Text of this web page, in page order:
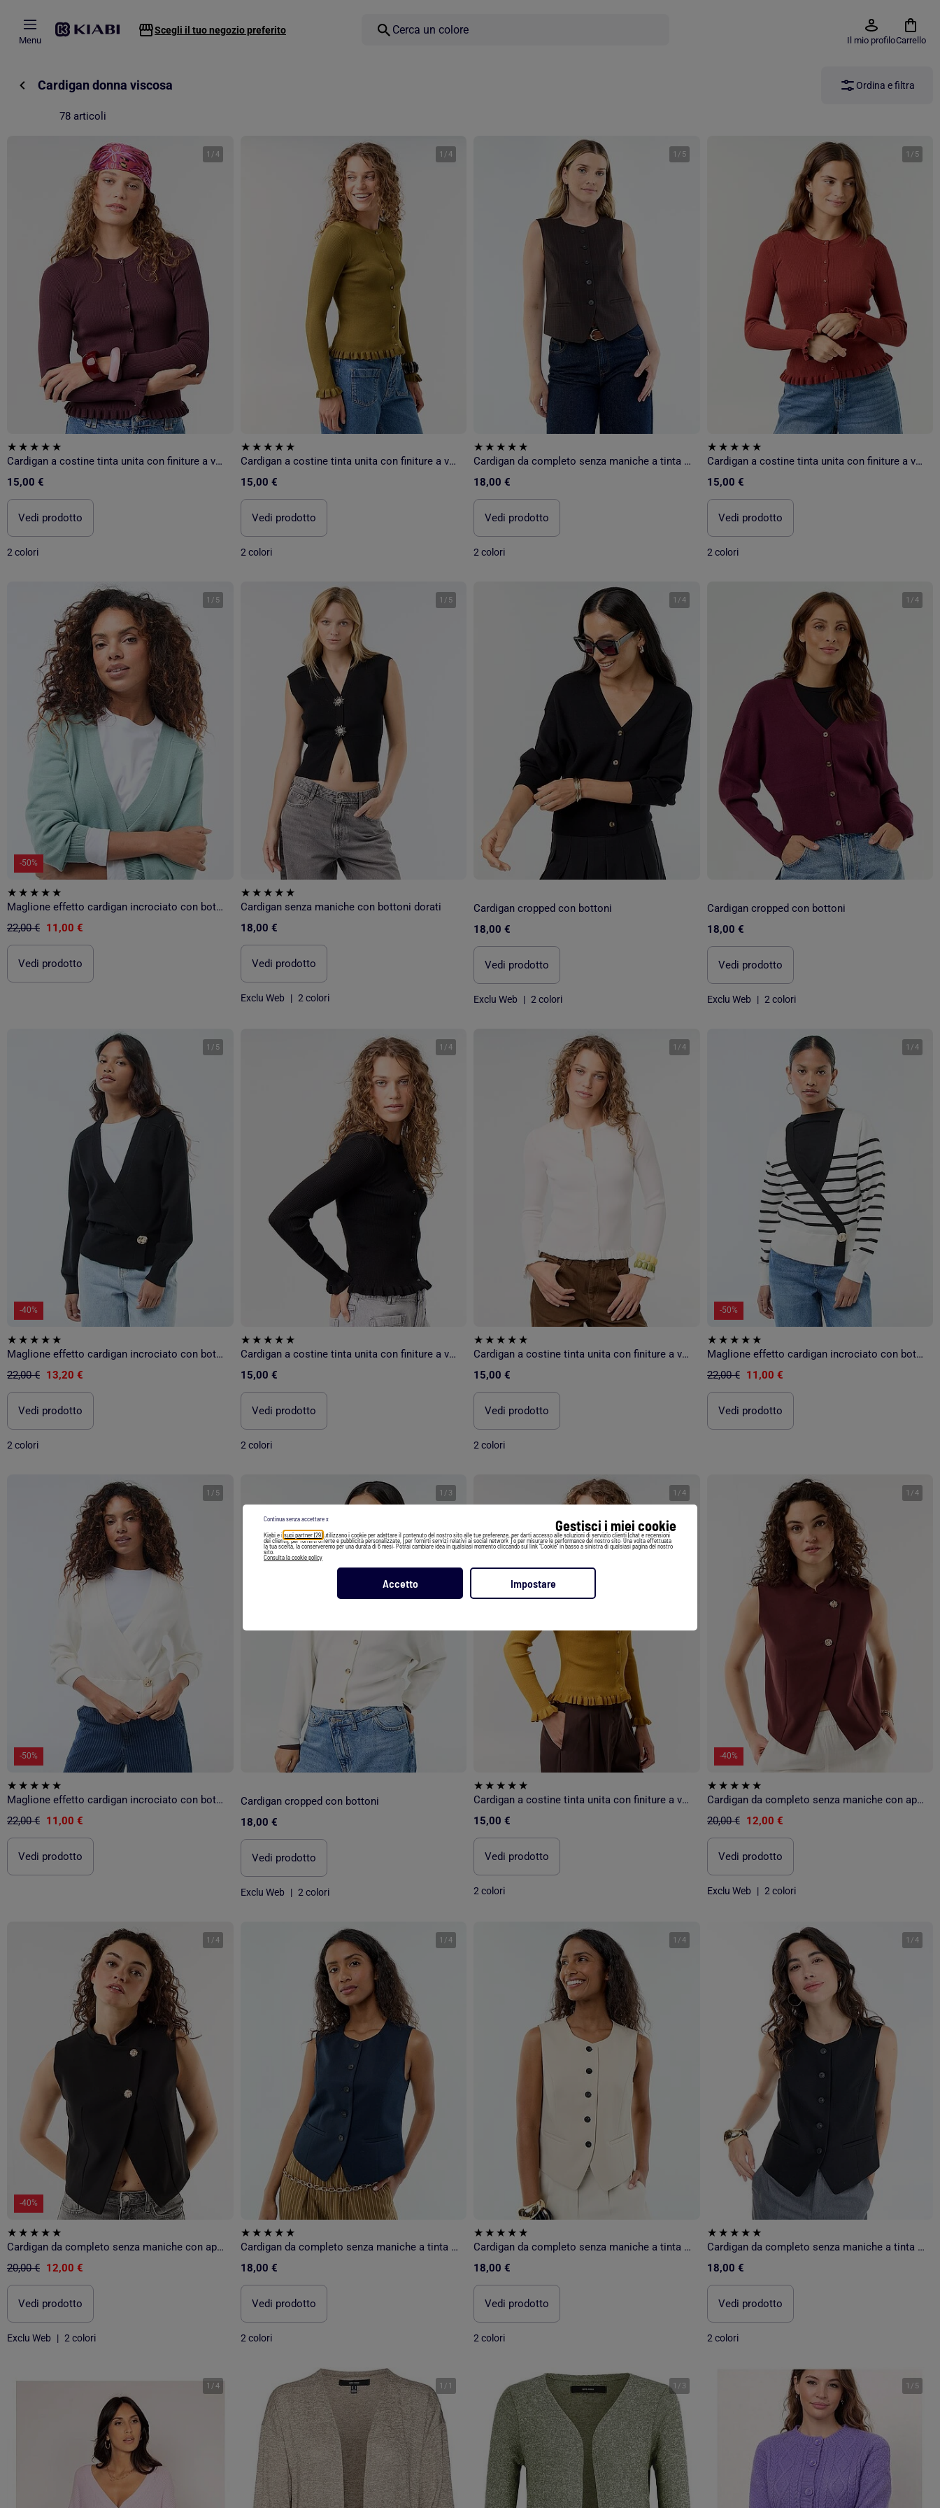
Gestisci i miei cookie
Kiabi e i suoi partner (29) utilizzano i cookie per adattare il contenuto del nostro sito alle tue preferenze, per darti accesso alle soluzioni di servizio clienti (chat e recensioni
dei clienti), per fornirti offerte e pubblicità personalizzate, [per fornirti servizi relativi ai social network ] o per misurare le performance del nostro sito. Una volta effettuata
la tua scelta, la conserveremo per una durata di 6 mesi. Potrai cambiare idea in qualsiasi momento cliccando sul link "Cookie" in basso a sinistra di qualsiasi pagina del nostro
sito.
Consulta la cookie policy
Accetto Impostare
Continua senza accettare x
Menu
Scegli il tuo negozio preferito
Il mio profiloCarrello
Cardigan donna viscosa Ordina e filtra
78 articoli
1 /4
Cardigan a costine tinta unita con finiture a volant
15,00 €
Vedi prodotto
2 colori
1 /4
Cardigan a costine tinta unita con finiture a volant
15,00 €
Vedi prodotto
2 colori
1 / 5
Cardigan da completo senza maniche a tinta unita
18,00 €
Vedi prodotto
2 colori
1 / 5
Cardigan a costine tinta unita con finiture a volant
15,00 €
Vedi prodotto
2 colori
1 / 5
-50%
Maglione effetto cardigan incrociato con bottone dorato
22,00 € 11,00 €
Vedi prodotto
1 / 5
Cardigan senza maniche con bottoni dorati
18,00 €
Vedi prodotto
Exclu Web | 2 colori
1 /4
Cardigan cropped con bottoni
18,00 €
Vedi prodotto
Exclu Web | 2 colori
1 /4
Cardigan cropped con bottoni
18,00 €
Vedi prodotto
Exclu Web | 2 colori
1 / 5
-40%
Maglione effetto cardigan incrociato con bottone dorato
22,00 € 13,20 €
Vedi prodotto
2 colori
1 /4
Cardigan a costine tinta unita con finiture a volant
15,00 €
Vedi prodotto
2 colori
1 /4
Cardigan a costine tinta unita con finiture a volant
15,00 €
Vedi prodotto
2 colori
1 /4
-50%
Maglione effetto cardigan incrociato con bottone dorato
22,00 € 11,00 €
Vedi prodotto
1 / 5
-50%
Maglione effetto cardigan incrociato con bottone dorato
22,00 € 11,00 €
Vedi prodotto
1 / 3
Cardigan cropped con bottoni
18,00 €
Vedi prodotto
Exclu Web | 2 colori
1 /4
Cardigan a costine tinta unita con finiture a volant
15,00 €
Vedi prodotto
2 colori
1 /4
-40%
Cardigan da completo senza maniche con apertura simmetrica
20,00 € 12,00 €
Vedi prodotto
Exclu Web | 2 colori
1 /4
-40%
Cardigan da completo senza maniche con apertura simmetrica
20,00 € 12,00 €
Vedi prodotto
Exclu Web | 2 colori
1 /4
Cardigan da completo senza maniche a tinta unita
18,00 €
Vedi prodotto
2 colori
1 /4
Cardigan da completo senza maniche a tinta unita
18,00 €
Vedi prodotto
2 colori
1 /4
Cardigan da completo senza maniche a tinta unita
18,00 €
Vedi prodotto
2 colori
1 /4 1 / 1 1 / 3 1 / 5